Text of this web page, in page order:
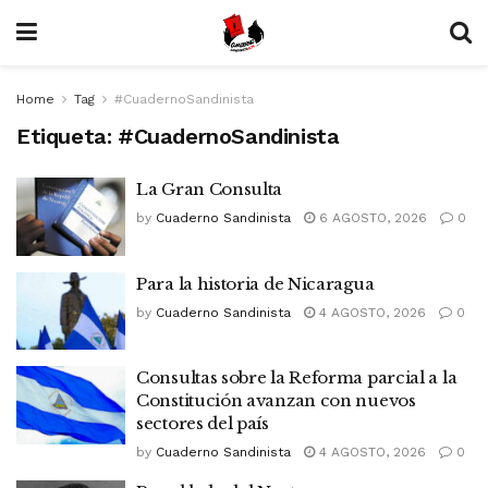
Home Tag #CuadernoSandinista
Etiqueta: #CuadernoSandinista
La Gran Consulta
by Cuaderno Sandinista 6 AGOSTO, 2026 0
Para la historia de Nicaragua
by Cuaderno Sandinista 4 AGOSTO, 2026 0
Consultas sobre la Reforma parcial a la
Constitución avanzan con nuevos
sectores del país
by Cuaderno Sandinista 4 AGOSTO, 2026 0